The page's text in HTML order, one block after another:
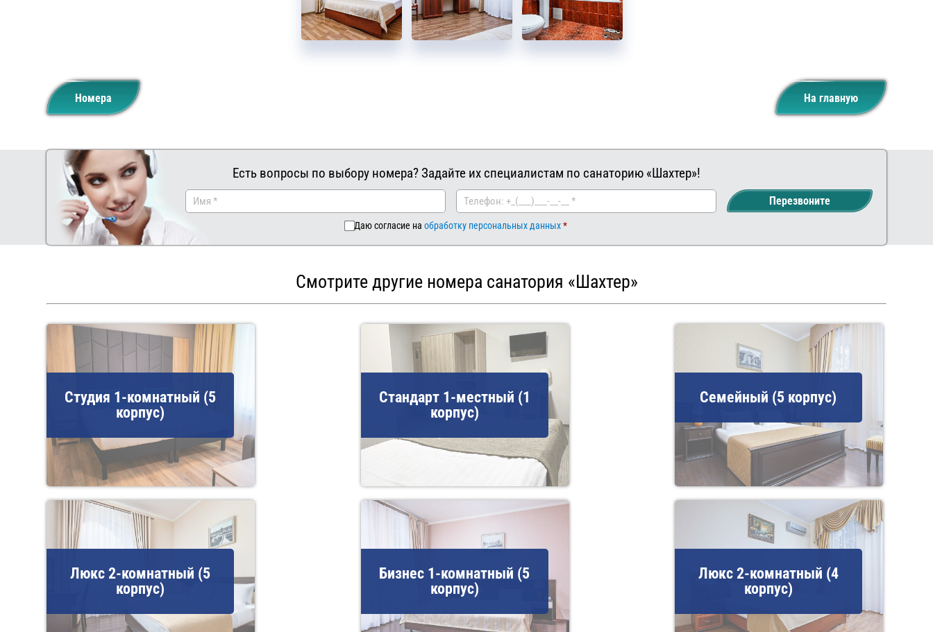
Номера На главную
Есть вопросы по выбору номера? Задайте их специалистам по санаторию «Шахтер»!
Даю согласие на обработку персональных данных
Перезвоните
Смотрите другие номера санатория «Шахтер»
Студия 1-комнатный (5
корпус)
Стандарт 1-местный (1
корпус)
Семейный (5 корпус)
Люкс 2-комнатный (5
корпус)
Бизнес 1-комнатный (5
корпус)
Люкс 2-комнатный (4
корпус)